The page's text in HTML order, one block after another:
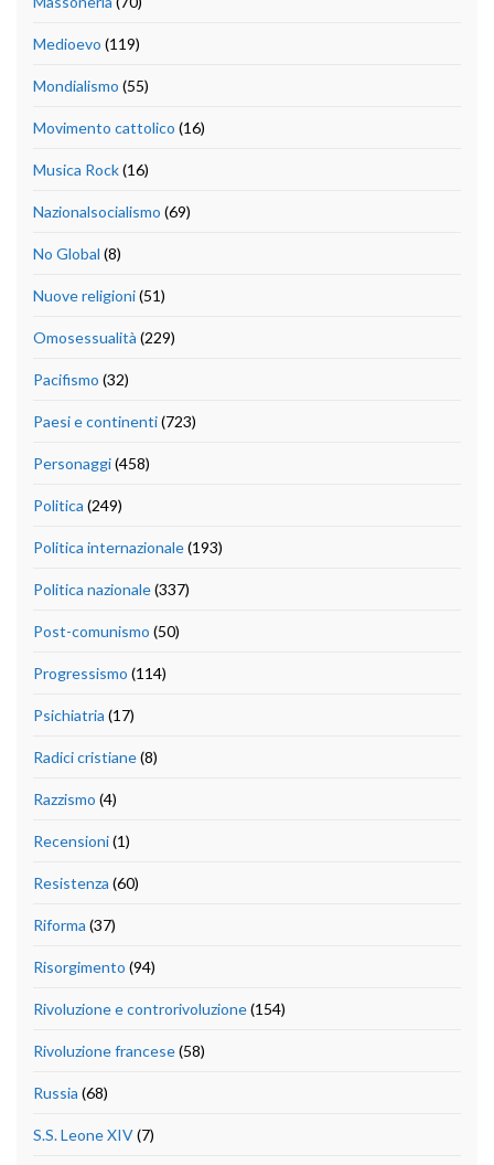
Medioevo (119)
Mondialismo (55)
Movimento cattolico (16)
Musica Rock(16)
Nazionalsocialismo (69)
No Global (8)
Nuove religioni(51)
Omosessualità (229)
Pacifismo (32)
Paesi e continenti(723)
Personaggi(458)
Politica (249)
Politica internazionale(193)
Politica nazionale(337)
Post-comunismo (50)
Progressismo (114)
Psichiatria (17)
Radici cristiane(8)
Razzismo (4)
Recensioni(1)
Resistenza (60)
Riforma (37)
Risorgimento (94)
Rivoluzione e controrivoluzione(154)
Rivoluzione francese(58)
Russia (68)
S.S. Leone XIV(7)